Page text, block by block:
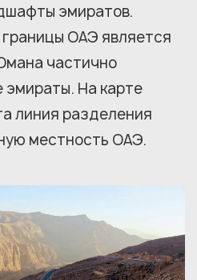
эмиратов.
ОАЭ является
частично
эмираты. На карте
линия разделения
местность ОАЭ.